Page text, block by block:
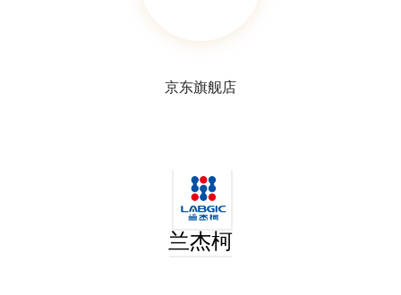
京东旗舰店
兰杰柯